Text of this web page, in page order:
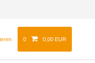
0 0,00 EUR